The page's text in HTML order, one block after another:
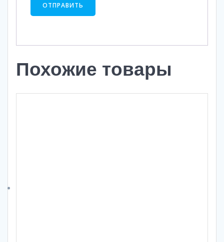
Похожие товары